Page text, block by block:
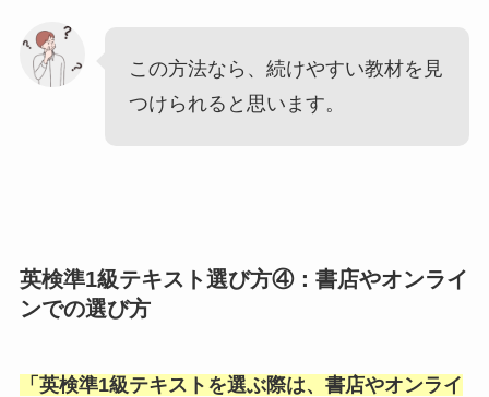
この方法なら、続けやすい教材を見
つけられると思います。
英検準1級テキスト選び方④：書店やオンライ
ンでの選び方
「 英検準1級テキストを選ぶ際は、書店やオンライ